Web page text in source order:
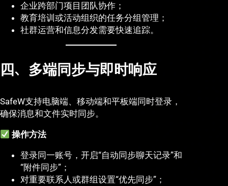
企业跨部门项目团队协作；
教育培训或活动组织的任务分组管理；
社群运营和信息分发需要快速追踪。
四、多端同步与即时响应
SafeW支持电脑端、移动端和平板端同时登录，
确保消息和文件实时同步。
操作方法
登录同一账号，开启“自动同步聊天记录”和
“附件同步”；
对重要联系人或群组设置“优先同步”；